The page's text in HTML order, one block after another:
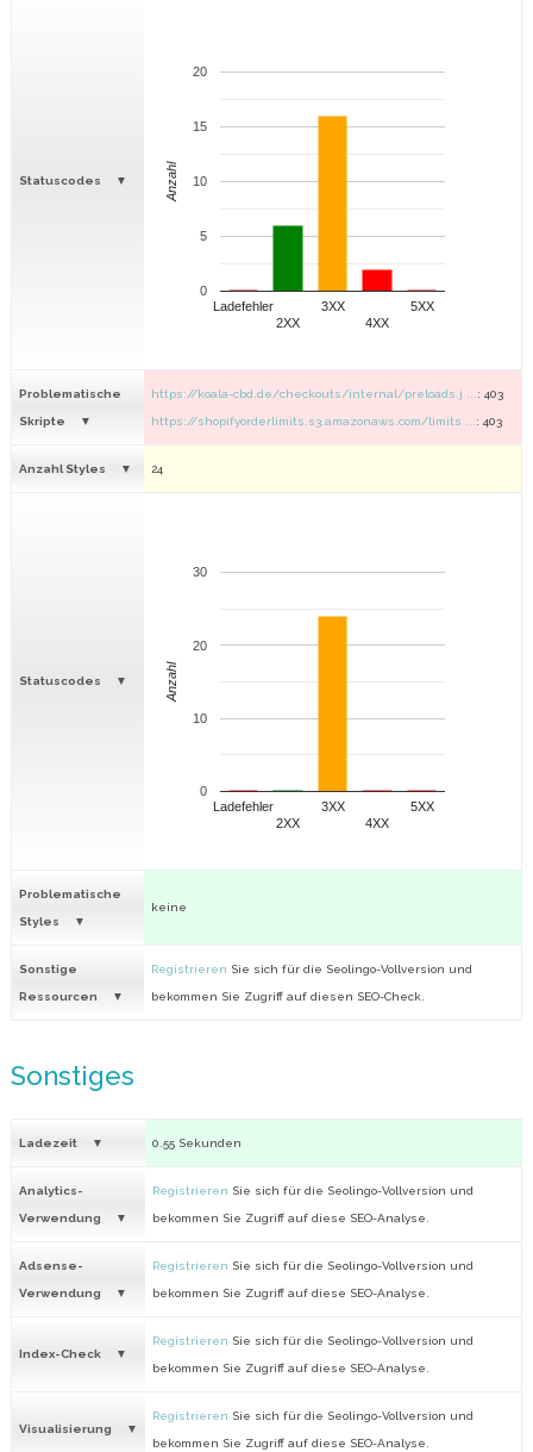
Statuscodes
Ladefehler
2XX
3XX
4XX
5XX
0
5
10
15
20
Anzahl
Problematische
Skripte
https://koala-cbd.de/checkouts/internal/preloads.j ... : 403
https://shopifyorderlimits.s3.amazonaws.com/limits ... : 403
Anzahl Styles 24
Statuscodes
Ladefehler
2XX
3XX
4XX
5XX
0
10
20
30
Anzahl
Problematische
Styles
keine
Sonstige
Ressourcen
Registrieren Sie sich für die Seolingo-Vollversion und
bekommen Sie Zugriff auf diesen SEO-Check.
Sonstiges
Ladezeit 0.55 Sekunden
Analytics-
Verwendung
Registrieren Sie sich für die Seolingo-Vollversion und
bekommen Sie Zugriff auf diese SEO-Analyse.
Adsense-
Verwendung
Registrieren Sie sich für die Seolingo-Vollversion und
bekommen Sie Zugriff auf diese SEO-Analyse.
Index-Check
Registrieren Sie sich für die Seolingo-Vollversion und
bekommen Sie Zugriff auf diese SEO-Analyse.
Visualisierung
Registrieren Sie sich für die Seolingo-Vollversion und
bekommen Sie Zugriff auf diese SEO-Analyse.